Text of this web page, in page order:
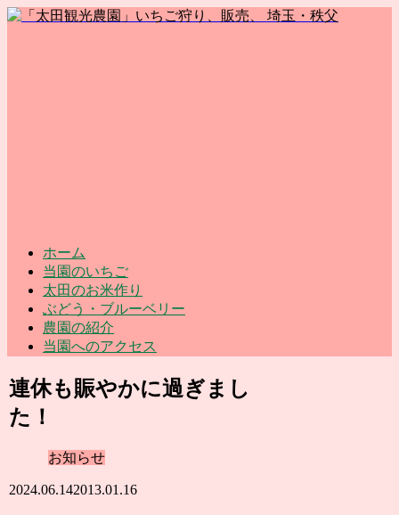
ホーム
当園のいちご
太田のお米作り
ぶどう・ブルーベリー
農園の紹介
当園へのアクセス
連休も賑やかに過ぎまし
た！
お知らせ
2024.06.142013.01.16